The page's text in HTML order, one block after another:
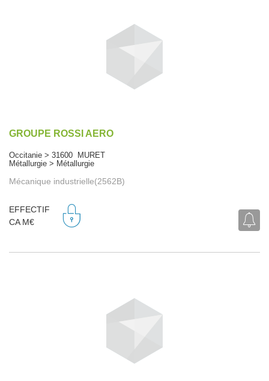
GROUPE ROSSI AERO
Occitanie > 31600 MURET
Métallurgie > Métallurgie
Mécanique industrielle(2562B)
EFFECTIF
CA M€